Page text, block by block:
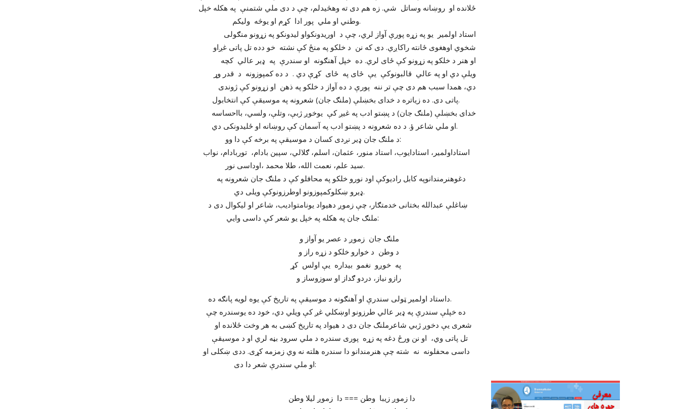
ځلانده او روښانه وساتل شي. زه هم دی ته وهڅیدلم، چې د دی ملي شتمنې په هکله خپل
وطني او ملي پور ادا کړم او یوڅه ولیکم.
استاد اولمیر یو په زړه پورې آواز لري، چې د اوریدونکواو لیدونکو په زړونو منګولی
شخوي اوهغوی ځانته راکاږي. دی که نن د خلکو په منځ کې نشته خو دده تل پاتی غږاو
او هنر د خلکو په زړونو کې ځای لري. ده خپل آهنګونه او سندرې په ډیر عالي کچه
ویلې دي او په عالي قالبونوکې یې ځای په ځای کړې دي . د ده کمپوزونه د قدر وړ
دي، همدا سبب هم دی چې تر ننه پورې د ده آواز د خلکو په ذهن او زړونو کې ژوندی
پاتی دی. ده زیاتره د خدای بخښلې (ملنګ جان) شعرونه په موسیقې کې انتخابول.
خدای بخښلې (ملنګ جان) د پښتو ادب په غیږ کې یوخوږ ژبې، وتلې، ولسي، بااحساسه
او ملي شاعر ؤ. د ده شعرونه د پښتو ادب په آسمان کې روښانه او ځلیدونکی دي.
د ملنګ جان ډیر نږدی کسان د موسیقې په برخه کې دا وو:
سید علم، نعمت الله، طلا محمد ،اوداسی نور.
ډیرو ښکلوکمپوزونو اوطرزونوکې ویلی دي.
ملنګ جان په هکله په خپل یو شعر کې داسی وایي:
داستاد اولمیر ټولی سندرې او آهنګونه د موسیقې په تاریخ کې یوه لویه پانګه ده.
او ملي سندرې شعر دا دی: